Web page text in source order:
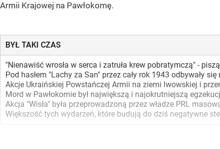
Armii Krajowej na Pawłokomę.
BYŁ TAKI CZAS
"Nienawiść wrosła w serca i zatruła krew pobratymczą" -
Pod hasłem "Lachy za San" przez cały rok 1943 odbywały
Akcje Ukraińskiej Powstańczej Armii na ziemi lwowskiej i
Mord w Pawłokomie był największą i najokrutniejszą
Akcja "Wisła" była przeprowadzoną przez władze PRL
Większość tych wydarzeń, które budują do dziś negatywne